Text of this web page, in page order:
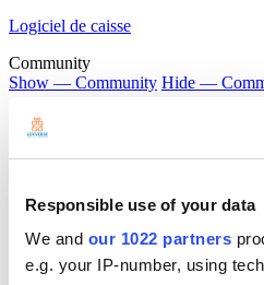
Responsible use of your data
We and our 1022 partners
e.g. your IP-number, using
Logiciel de caisse
Community
Show — Community Hide —